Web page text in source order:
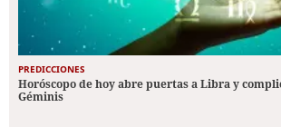
PREDICCIONES
Horóscopo de hoy abre puertas a Libra y
Géminis